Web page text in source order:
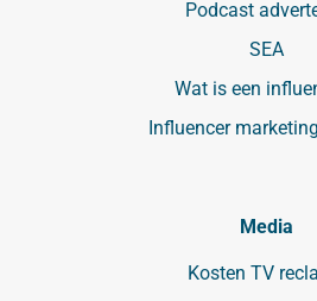
Podcast
SEA
Wat is een
Influencer
Media
Kosten TV